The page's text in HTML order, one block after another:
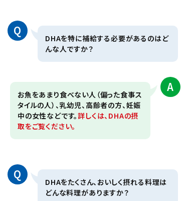
Q
DHAを特に補給する必要があるのはど
んな人ですか？
A
お魚をあまり食べない人（偏った食事ス
タイルの人）、乳幼児、高齢者の方、妊娠
中の女性などです。詳しくは、DHAの摂
取をご覧ください。
Q
DHAをたくさん、おいしく摂れる料理は
どんな料理がありますか？